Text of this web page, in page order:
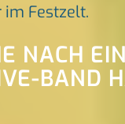
im Festzelt.
NACH
BAND